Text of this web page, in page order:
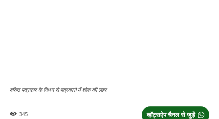
वरिष्ठ पत्रकार के निधन से पत्रकारो में शोक की लहर
व्हॉट्सऐप चैनल से जुड़ें
345